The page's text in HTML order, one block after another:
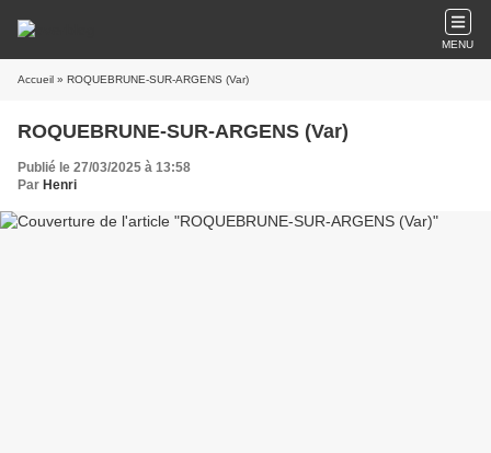
MENU
Accueil » ROQUEBRUNE-SUR-ARGENS (Var)
ROQUEBRUNE-SUR-ARGENS (Var)
Publié le 27/03/2025 à 13:58
Par Henri